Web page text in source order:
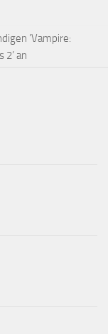
’Vampire:
an